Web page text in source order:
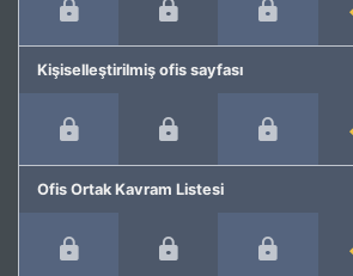
Kişiselleştirilmiş ofis sayfası
Ofis Ortak Kavram Listesi